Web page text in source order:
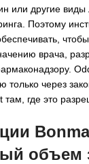
или другие
Поэтому
врача,
только через
где это
объем